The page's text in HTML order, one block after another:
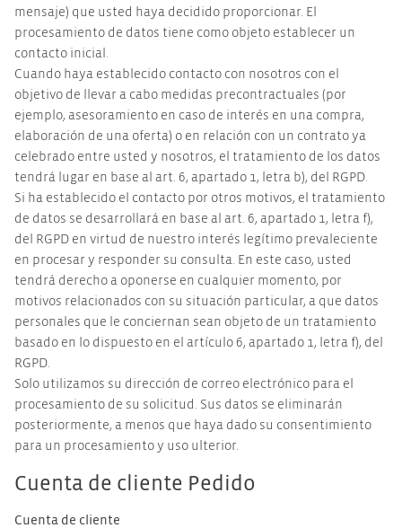
mensaje) que usted haya decidido proporcionar. El
procesamiento de datos tiene como objeto establecer un
contacto inicial.
Cuando haya establecido contacto con nosotros con el
objetivo de llevar a cabo medidas precontractuales (por
ejemplo, asesoramiento en caso de interés en una compra,
elaboración de una oferta) o en relación con un contrato ya
celebrado entre usted y nosotros, el tratamiento de los datos
tendrá lugar en base al art. 6, apartado 1, letra b), del RGPD.
Si ha establecido el contacto por otros motivos, el tratamiento
de datos se desarrollará en base al art. 6, apartado 1, letra f),
del RGPD en virtud de nuestro interés legítimo prevaleciente
en procesar y responder su consulta. En este caso, usted
tendrá derecho a oponerse en cualquier momento, por
motivos relacionados con su situación particular, a que datos
personales que le conciernan sean objeto de un tratamiento
basado en lo dispuesto en el artículo 6, apartado 1, letra f), del
RGPD.
Solo utilizamos su dirección de correo electrónico para el
procesamiento de su solicitud. Sus datos se eliminarán
posteriormente, a menos que haya dado su consentimiento
para un procesamiento y uso ulterior.
Cuenta de cliente Pedido
Cuenta de cliente